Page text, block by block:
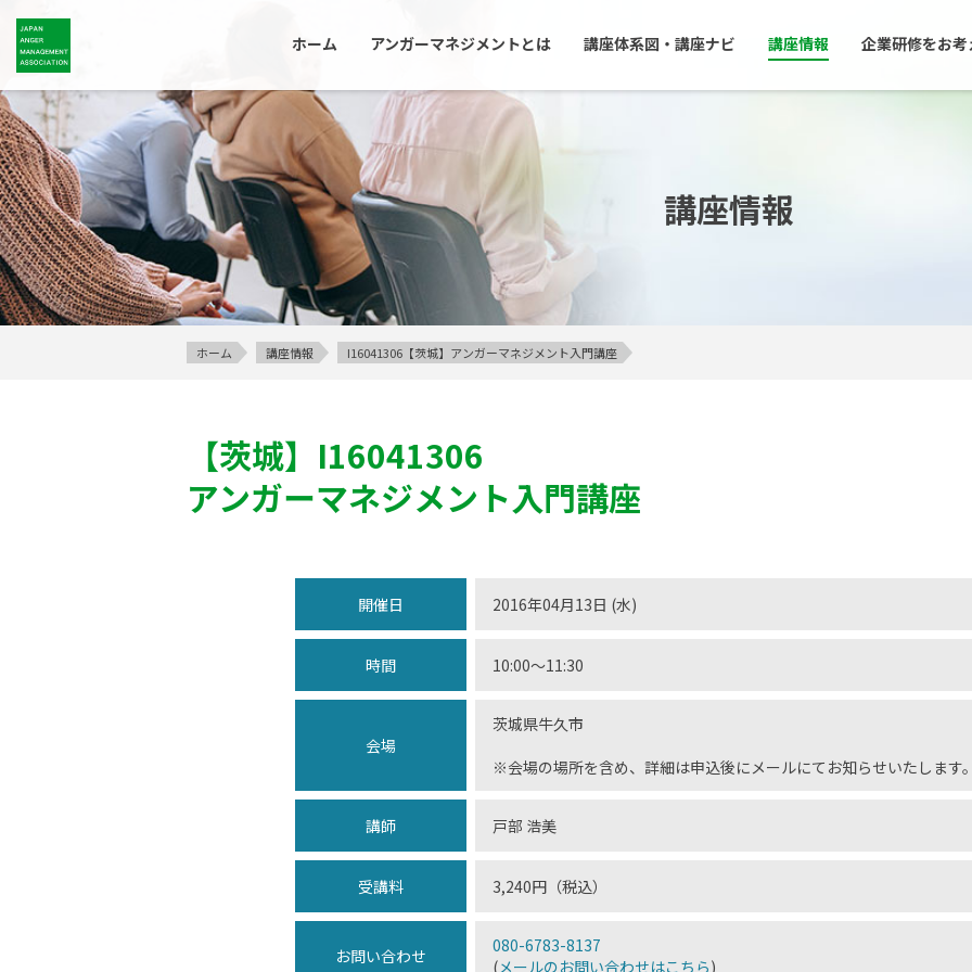
ホーム アンガーマネジメントとは 講座体系図・講座ナビ 講座情報 企業研修をお
講座情報
ホーム 講座情報 I16041306【茨城】アンガーマネジメント入門講座
【茨城】 I16041306
アンガーマネジメント入門講座
開催日 2016年04月13日 (水)
時間 10:00～11:30
会場
茨城県牛久市
※会場の場所を含め、詳細は申込後にメールにてお知らせいたします
講師 戸部 浩美
受講料 3,240円（税込）
お問い合わせ
080-6783-8137
(メールのお問い合わせはこちら)